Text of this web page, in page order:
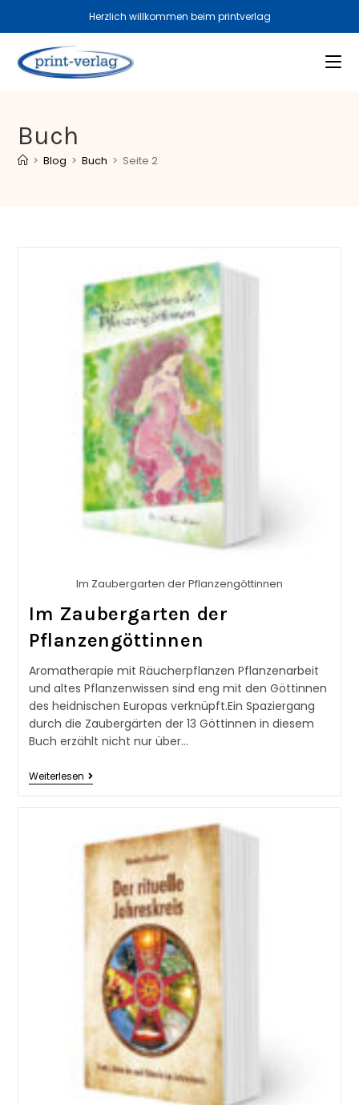
Herzlich willkommen beim printverlag
Buch
> Blog > Buch > Seite 2
Im Zaubergarten der Pflanzengöttinnen
Im Zaubergarten der
Pflanzengöttinnen
Aromatherapie mit Räucherpflanzen Pflanzenarbeit
und altes Pflanzenwissen sind eng mit den Göttinnen
des heidnischen Europas verknüpft.Ein Spaziergang
durch die Zaubergärten der 13 Göttinnen in diesem
Buch erzählt nicht nur über…
Weiterlesen